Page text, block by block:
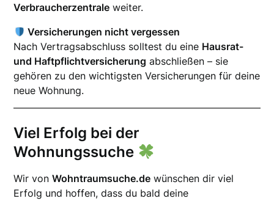
Verbraucherzentrale weiter.
Versicherungen nicht vergessen
Nach Vertragsabschluss solltest du eine Hausrat-
und Haftpflichtversicherung abschließen – sie
gehören zu den wichtigsten Versicherungen für deine
neue Wohnung.
Viel Erfolg bei der
Wohnungssuche
Wir vonWohntraumsuche.de wünschen dir viel
Erfolg und hoffen, dass du bald deine